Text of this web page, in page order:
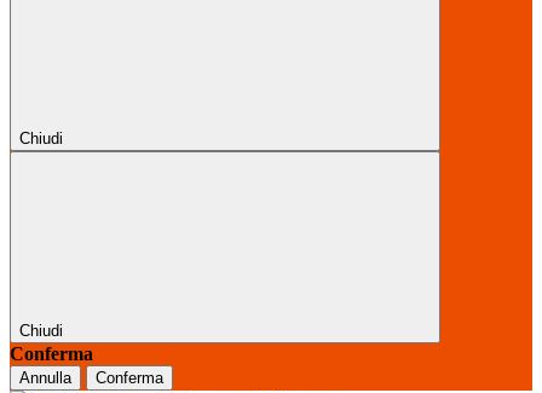
Chiudi
Chiudi
Conferma
Annulla Conferma